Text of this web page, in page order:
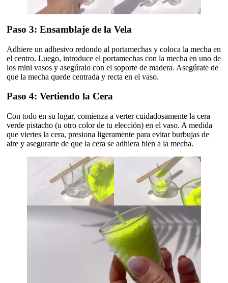
Paso 3: Ensamblaje de la Vela
Adhiere un adhesivo redondo al portamechas y coloca la mecha en
el centro. Luego, introduce el portamechas con la mecha en uno de
los mini vasos y asegúralo con el soporte de madera. Asegúrate de
que la mecha quede centrada y recta en el vaso.
Paso 4: Vertiendo la Cera
Con todo en su lugar, comienza a verter cuidadosamente la cera
verde pistacho (u otro color de tu elección) en el vaso. A medida
que viertes la cera, presiona ligeramente para evitar burbujas de
aire y asegurarte de que la cera se adhiera bien a la mecha.